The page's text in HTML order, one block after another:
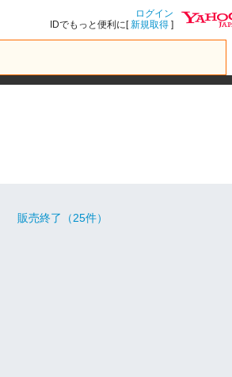
ログイン
IDでもっと便利に[新規取得 ]
販売終了（25件）